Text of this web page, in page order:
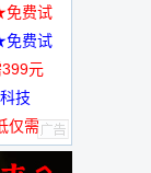
免费试
免费试
399元
技
仅需